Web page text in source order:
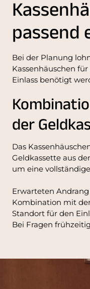
passend
Bei der Planung
Kassenhäuschen
Einlass benötigt
der
Das
Geldkassette aus
um eine
Erwarteten
Kombination mit
Standort für den
Bei Fragen